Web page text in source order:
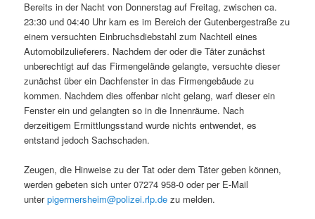
Bereits in der Nacht von Donnerstag auf Freitag, zwischen ca.
23:30 und 04:40 Uhr kam es im Bereich der Gutenbergestraße zu
einem versuchten Einbruchsdiebstahl zum Nachteil eines
Automobilzulieferers. Nachdem der oder die Täter zunächst
unberechtigt auf das Firmengelände gelangte, versuchte dieser
zunächst über ein Dachfenster in das Firmengebäude zu
kommen. Nachdem dies offenbar nicht gelang, warf dieser ein
Fenster ein und gelangten so in die Innenräume. Nach
derzeitigem Ermittlungsstand wurde nichts entwendet, es
entstand jedoch Sachschaden.
Zeugen, die Hinweise zu der Tat oder dem Täter geben können,
werden gebeten sich unter 07274 958-0 oder per E-Mail
unterpigermersheim@polizei.rlp.de zu melden.